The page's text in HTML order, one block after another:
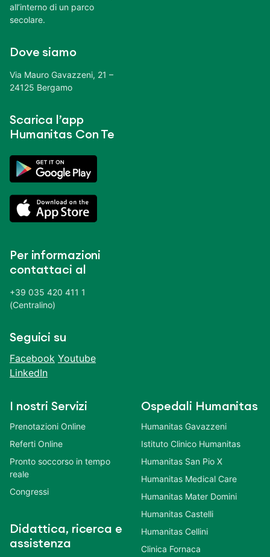
all’interno di un parco
secolare.
Dove siamo
Via Mauro Gavazzeni, 21 –
24125 Bergamo
Scarica l’app
Humanitas Con Te
Per informazioni
contattaci al
+39 035 420 411 1
(Centralino)
Seguici su
Facebook Youtube
LinkedIn
I nostri Servizi
Prenotazioni Online
Referti Online
Pronto soccorso in tempo
reale
Congressi
Didattica, ricerca e
assistenza
Ospedali Humanitas
Humanitas Gavazzeni
Istituto Clinico Humanitas
Humanitas San Pio X
Humanitas Medical Care
Humanitas Mater Domini
Humanitas Castelli
Humanitas Cellini
Clinica Fornaca